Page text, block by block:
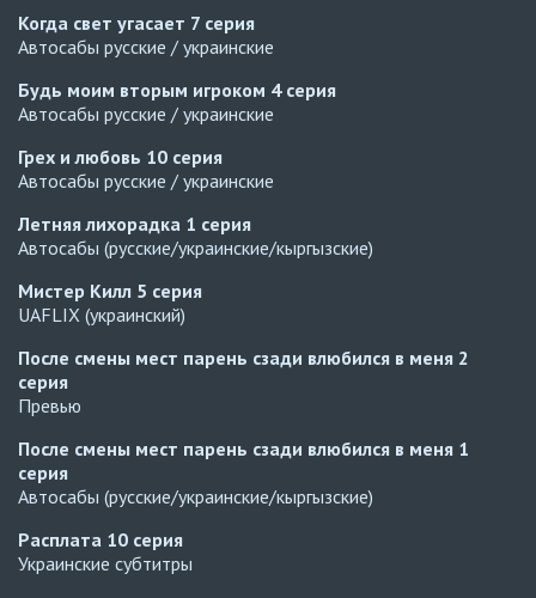
Когда свет угасает 7 серия
Автосабы русские / украинские
Будь моим вторым игроком 4 серия
Автосабы русские / украинские
Грех и любовь 10 серия
Автосабы русские / украинские
Летняя лихорадка 1 серия
Автосабы (русские/украинские/кыргызские)
Мистер Килл 5 серия
UAFLIX (украинский)
После смены мест парень сзади влюбился в меня 2
серия
Превью
После смены мест парень сзади влюбился в меня 1
серия
Автосабы (русские/украинские/кыргызские)
Расплата 10 серия
Украинские субтитры